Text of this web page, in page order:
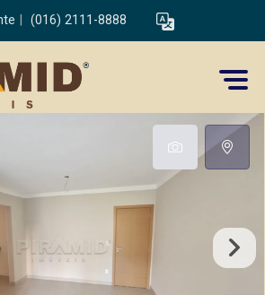
(016) 2111-8888